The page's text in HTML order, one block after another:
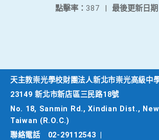
最後更新日期
點擊率： 387 |
天主教崇光學校財團法人新北市崇光高級中
23149 新北市新店區三民路18號
No. 18, Sanmin Rd., Xindian Dist.,
Taiwan (R.O.C.)
聯絡電話
02-29112543